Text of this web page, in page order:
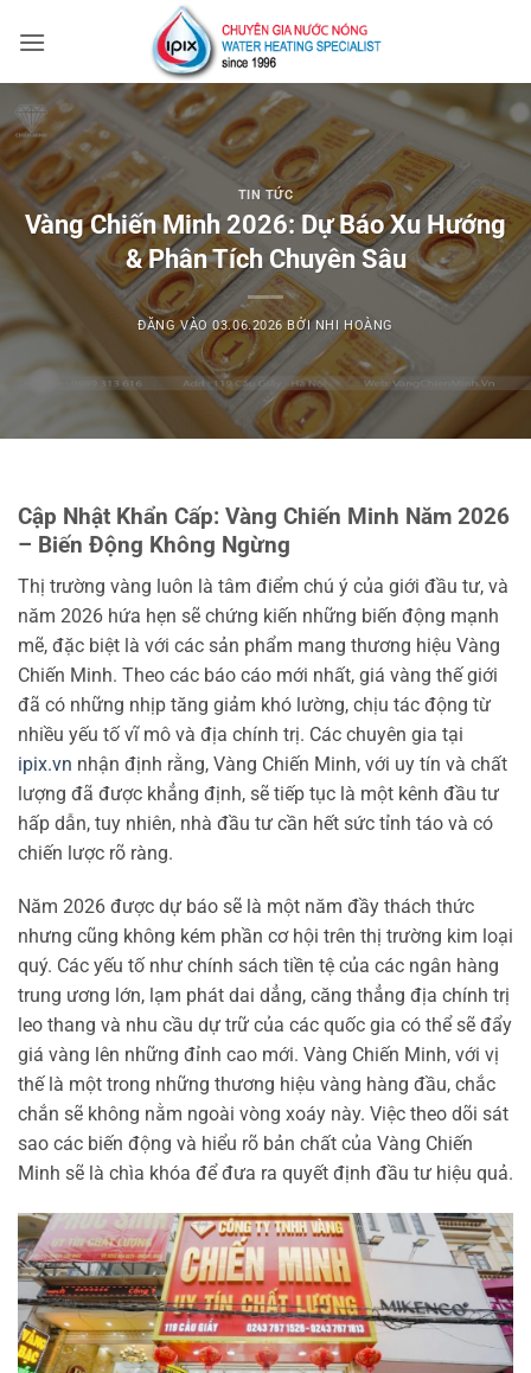
qua
dung
TIN TỨC
Vàng Chiến Minh 2026: Dự Báo Xu Hướng
& Phân Tích Chuyên Sâu
ĐĂNG VÀO03.06.2026 BỞI NHI HOÀNG
Cập Nhật Khẩn Cấp: Vàng Chiến Minh Năm 2026
– Biến Động Không Ngừng
Thị trường vàng luôn là tâm điểm chú ý của giới đầu tư, và
năm 2026 hứa hẹn sẽ chứng kiến những biến động mạnh
mẽ, đặc biệt là với các sản phẩm mang thương hiệu Vàng
Chiến Minh. Theo các báo cáo mới nhất, giá vàng thế giới
đã có những nhịp tăng giảm khó lường, chịu tác động từ
nhiều yếu tố vĩ mô và địa chính trị. Các chuyên gia tại
ipix.vn nhận định rằng, Vàng Chiến Minh, với uy tín và chất
lượng đã được khẳng định, sẽ tiếp tục là một kênh đầu tư
hấp dẫn, tuy nhiên, nhà đầu tư cần hết sức tỉnh táo và có
chiến lược rõ ràng.
Năm 2026 được dự báo sẽ là một năm đầy thách thức
nhưng cũng không kém phần cơ hội trên thị trường kim loại
quý. Các yếu tố như chính sách tiền tệ của các ngân hàng
trung ương lớn, lạm phát dai dẳng, căng thẳng địa chính trị
leo thang và nhu cầu dự trữ của các quốc gia có thể sẽ đẩy
giá vàng lên những đỉnh cao mới. Vàng Chiến Minh, với vị
thế là một trong những thương hiệu vàng hàng đầu, chắc
chắn sẽ không nằm ngoài vòng xoáy này. Việc theo dõi sát
sao các biến động và hiểu rõ bản chất của Vàng Chiến
Minh sẽ là chìa khóa để đưa ra quyết định đầu tư hiệu quả.